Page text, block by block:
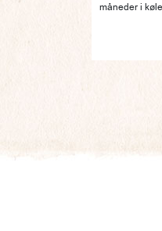
måneder i